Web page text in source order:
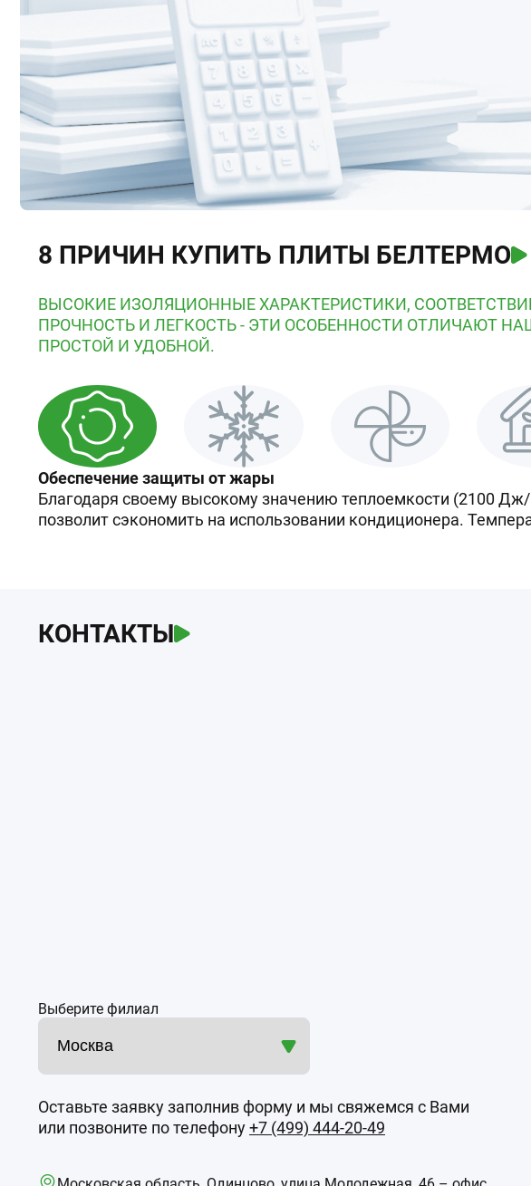
8 ПРИЧИН КУПИТЬ ПЛИТЫ БЕЛТЕРМО
ВЫСОКИЕ ИЗОЛЯЦИОННЫЕ ХАРАКТЕРИСТИКИ,
ПРОЧНОСТЬ И ЛЕГКОСТЬ - ЭТИ ОСОБЕННОСТИ ОТЛИЧАЮТ
ПРОСТОЙ И УДОБНОЙ.
Обеспечение защиты от жары
Благодаря своему высокому значению теплоемкости (2100
позволит сэкономить на использовании кондиционера.
КОНТАКТЫ
Выберите филиал
Оставьте заявку заполнив форму и мы свяжемся с Вами
или позвоните по телефону+7 (499) 444-20-49